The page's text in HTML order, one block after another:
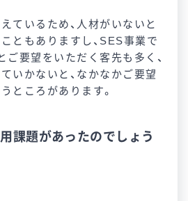
ているため、人材がいないと
ともありますし、SES事業で
ご要望をいただく客先も多く、
いかないと、なかなかご要望
ところがあります。
課題があったのでしょう